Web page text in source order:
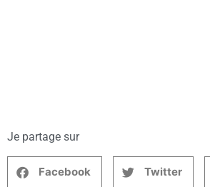
Je partage sur
Facebook Twitter